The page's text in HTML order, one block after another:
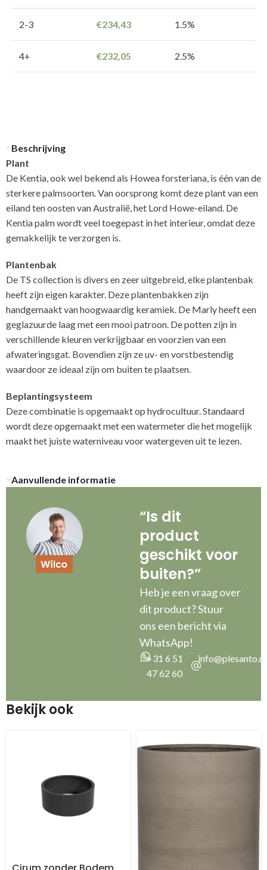
2-3 €234,43 1.5%
4+ €232,05 2.5%
Beschrijving
Plant
De Kentia, ook wel bekend als Howea forsteriana, is één van de
sterkere palmsoorten. Van oorsprong komt deze plant van een
eiland ten oosten van Australië, het Lord Howe-eiland. De
Kentia palm wordt veel toegepast in het interieur, omdat deze
gemakkelijk te verzorgen is.
Plantenbak
De TS collection is divers en zeer uitgebreid, elke plantenbak
heeft zijn eigen karakter. Deze plantenbakken zijn
handgemaakt van hoogwaardig keramiek. De Marly heeft een
geglazuurde laag met een mooi patroon. De potten zijn in
verschillende kleuren verkrijgbaar en voorzien van een
afwateringsgat. Bovendien zijn ze uv- en vorstbestendig
waardoor ze ideaal zijn om buiten te plaatsen.
Beplantingsysteem
Deze combinatie is opgemaakt op hydrocultuur. Standaard
wordt deze opgemaakt met een watermeter die het mogelijk
maakt het juiste waterniveau voor watergeven uit te lezen.
Aanvullende informatie
“Is dit
product
geschikt voor
buiten?”
Heb je een vraag over
dit product? Stuur
ons een bericht via
WhatsApp!
+31 6 51
47 62 60
info@plesanto.nl
Bekijk ook